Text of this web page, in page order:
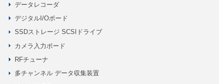
データレコーダ
デジタルI/Oボード
SSDストレージ SCSIドライブ
カメラ入力ボード
RFチューナ
多チャンネル データ収集装置